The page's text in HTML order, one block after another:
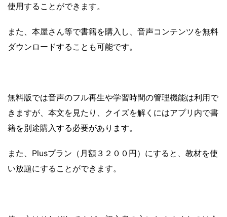
使用することができます。
また、本屋さん等で書籍を購入し、音声コンテンツを無料
ダウンロードすることも可能です。
無料版では音声のフル再生や学習時間の管理機能は利用で
きますが、本文を見たり、クイズを解くにはアプリ内で書
籍を別途購入する必要があります。
また、Plusプラン（月額３２００円）にすると、教材を使
い放題にすることができます。